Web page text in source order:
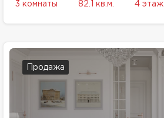
3 комнаты 82.1 кв.м. 4 этаж
Продажа